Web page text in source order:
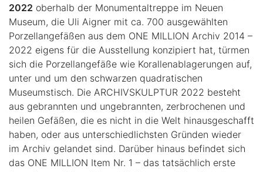
2022 oberhalb der Monumentaltreppe im Neuen
Museum, die Uli Aigner mit ca. 700 ausgewählten
Porzellangefäßen aus dem ONE MILLION Archiv 2014 –
2022 eigens für die Ausstellung konzipiert hat, türmen
sich die Porzellangefäße wie Korallenablagerungen auf,
unter und um den schwarzen quadratischen
Museumstisch. Die ARCHIVSKULPTUR 2022 besteht
aus gebrannten und ungebrannten, zerbrochenen und
heilen Gefäßen, die es nicht in die Welt hinausgeschafft
haben, oder aus unterschiedlichsten Gründen wieder
im Archiv gelandet sind. Darüber hinaus befindet sich
das ONE MILLION Item Nr. 1 – das tatsächlich erste